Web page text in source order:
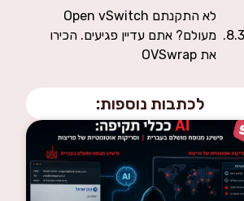
לא התקנתם Open vSwitch
מעולם? אתם עדיין פגיעים. הכירו
את OVSwrap
לכתבות נוספות: